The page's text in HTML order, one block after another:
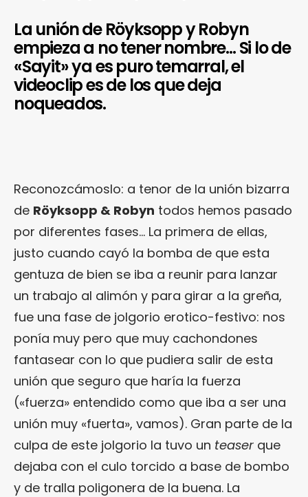
La unión de Röyksopp y Robyn
empieza a no tener nombre… Si lo de
«Sayit» ya es puro temarral, el
videoclip es de los que deja
noqueados.
Reconozcámoslo: a tenor de la unión bizarra
de Röyksopp & Robyn todos hemos pasado
por diferentes fases… La primera de ellas,
justo cuando cayó la bomba de que esta
gentuza de bien se iba a reunir para lanzar
un trabajo al alimón y para girar a la greña,
fue una fase de jolgorio erotico-festivo: nos
ponía muy pero que muy cachondones
fantasear con lo que pudiera salir de esta
unión que seguro que haría la fuerza
(«fuerza» entendido como que iba a ser una
unión muy «fuerta», vamos). Gran parte de la
culpa de este jolgorio la tuvo un teaser que
dejaba con el culo torcido a base de bombo
y de tralla poligonera de la buena. La